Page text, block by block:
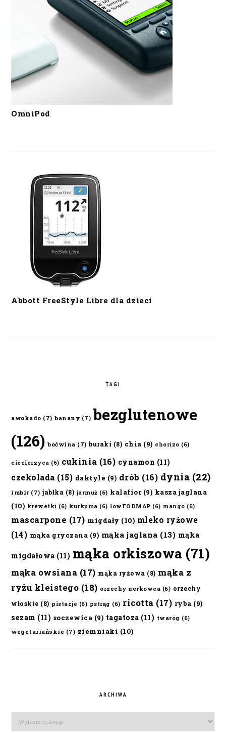
OmniPod
Abbott FreeStyle Libre dla dzieci
TAGI
awokado (7) banany (7) bezglutenowe
(126) boćwina (7) buraki (8) chia (9) chorizo (6)
ciecierzyca (6) cukinia (16) cynamon (11)
czekolada (15) daktyle (9) drób (16) dynia (22)
imbir (7) jabłka (8) jarmuż (6) kalafior(9) kasza jaglana
(10) krewetki (6) kurkuma (6) lowFODMAP (6) mango (6)
mascarpone (17) migdały (10) mleko ryżowe
(14) mąka gryczana (9) mąka jaglana (13) mąka
migdałowa (11) mąka orkiszowa (71)
mąka owsiana (17) mąka ryżowa (8) mąka z
ryżu kleistego (18) orzechy nerkowca (6) orzechy
włoskie (8) pistacje (6) pstrąg (6) ricotta (17) ryba (9)
sezam (11) soczewica (9) tagatoza (11) twaróg (6)
wegetariańskie (7) ziemniaki (10)
ARCHIWA
Archiwa